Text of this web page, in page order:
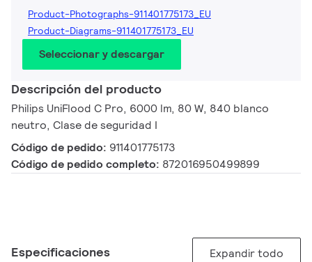
Product-Photographs-911401775173_EU
Product-Diagrams-911401775173_EU
Seleccionar y descargar
Descripción del producto
Philips UniFlood C Pro, 6000 lm, 80 W, 840 blanco
neutro, Clase de seguridad I
Código de pedido: 911401775173
Código de pedido completo: 872016950499899
Especificaciones Expandir todo